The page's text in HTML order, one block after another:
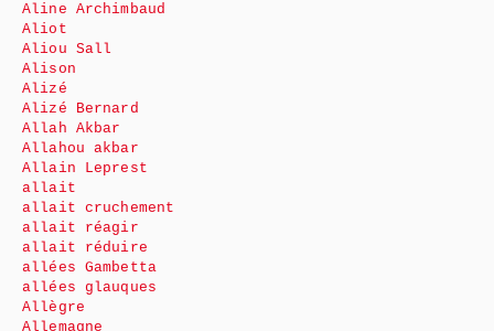
Aline Archimbaud
Aliot
Aliou Sall
Alison
Alizé
Alizé Bernard
Allah Akbar
Allahou akbar
Allain Leprest
allait
allait cruchement
allait réagir
allait réduire
allées Gambetta
allées glauques
Allègre
Allemagne